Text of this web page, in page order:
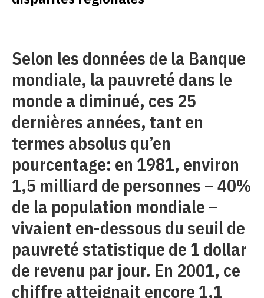
Selon les données de la Banque
mondiale, la pauvreté dans le
monde a diminué, ces 25
dernières années, tant en
termes absolus qu’en
pourcentage: en 1981, environ
1,5 milliard de personnes – 40%
de la population mondiale –
vivaient en-dessous du seuil de
pauvreté statistique de 1 dollar
de revenu par jour. En 2001, ce
chiffre atteignait encore 1,1